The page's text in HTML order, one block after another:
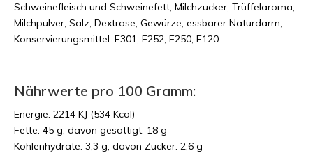
Schweinefleisch und Schweinefett, Milchzucker, Trüffelaroma,
Milchpulver, Salz, Dextrose, Gewürze, essbarer Naturdarm,
Konservierungsmittel: E301, E252, E250, E120.
Nährwerte pro 100 Gramm:
Energie: 2214 KJ (534 Kcal)
Fette: 45 g, davon gesättigt: 18 g
Kohlenhydrate: 3,3 g, davon Zucker: 2,6 g